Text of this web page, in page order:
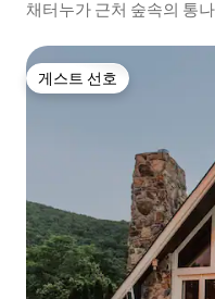
채터누가 근처 숲속의 통
게스트 선호
게스트 선호